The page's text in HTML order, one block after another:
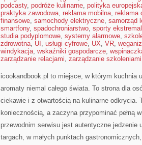
podcasty, podróże kulinarne, polityka
praktyka zawodowa, reklama mobilna, reklama
finansowe, samochody elektryczne, samorząd
smartfony, spadochroniarstwo, sporty
studia podyplomowe, systemy alarmowe,
zdrowotna, UI , usługi cyfrowe, UX, VR,
windykacja, wskaźniki gospodarcze,
zarządzanie relacjami, zarządzanie szkoleniami
icookandbook.pl to miejsce, w którym kuchnia
aromaty niemal całego świata. To strona dla
ciekawie i z otwartością na kulinarne odkrycia.
koniecznością, a zaczyna przypominać pełną
przewodnim serwisu jest autentyczne
targach, w małych punktach